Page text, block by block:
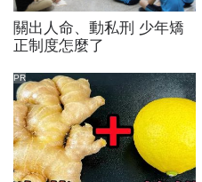
關出人命、動私刑 少年矯
正制度怎麼了
PR